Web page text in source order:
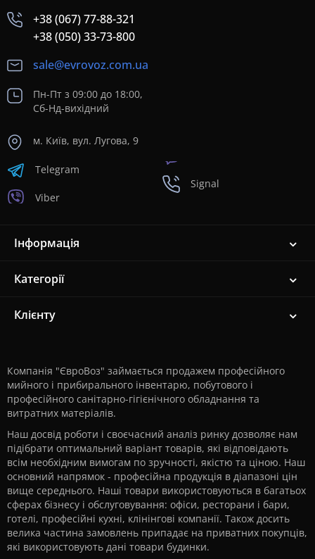
+38 (067) 77-88-321
+38 (050) 33-73-800
sale@evrovoz.com.ua
Пн-Пт з 09:00 до 18:00,
Сб-Нд-вихідний
м. Київ, вул. Лугова, 9
Telegram
Viber
Signal
Інформація
Категорії
Клієнту
Компанія "ЄвроВоз" займається продажем професійного
мийного і прибирального інвентарю, побутового і
професійного санітарно-гігієнічного обладнання та
витратних матеріалів.
Наш досвід роботи і своєчасний аналіз ринку дозволяє нам
підібрати оптимальний варіант товарів, які відповідають
всім необхідним вимогам по зручності, якістю та ціною. Наш
основний напрямок - професійна продукція в діапазоні цін
вище середнього. Наші товари використовуються в багатьох
сферах бізнесу і обслуговування: офіси, ресторани і бари,
готелі, професійні кухні, клінінгові компанії. Також досить
велика частина замовлень припадає на приватних покупців,
які використовують дані товари будинки.